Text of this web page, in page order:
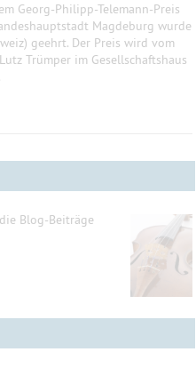
Georg-Philipp-Telemann-Preis
Magdeburg wurde
geehrt. Der Preis wird vom
Trümper im Gesellschaftshaus
Blog-Beiträge